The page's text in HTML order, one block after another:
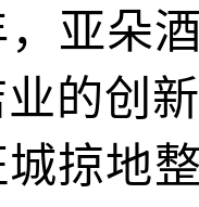
，亚朵
的创
掠地